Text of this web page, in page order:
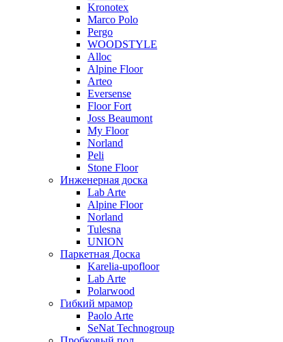
Kronotex
Marco Polo
Pergo
WOODSTYLE
Alloc
Alpine Floor
Arteo
Eversense
Floor Fort
Joss Beaumont
My Floor
Norland
Peli
Stone Floor
Инженерная доска
Lab Arte
Alpine Floor
Norland
Tulesna
UNION
Паркетная Доска
Karelia-upofloor
Lab Arte
Polarwood
Гибкий мрамор
Paolo Arte
SeNat Technogroup